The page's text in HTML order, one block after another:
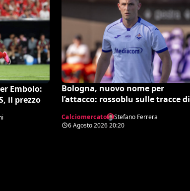
Embolo:
il prezzo
Bologna, nuovo nome per
l’attacco: rossoblu sulle tracce di
Calciomercato
Stefano Ferrera
6 Agosto 202620:20